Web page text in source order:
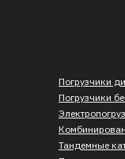
Погрузчики
Погрузчики
Тандемные